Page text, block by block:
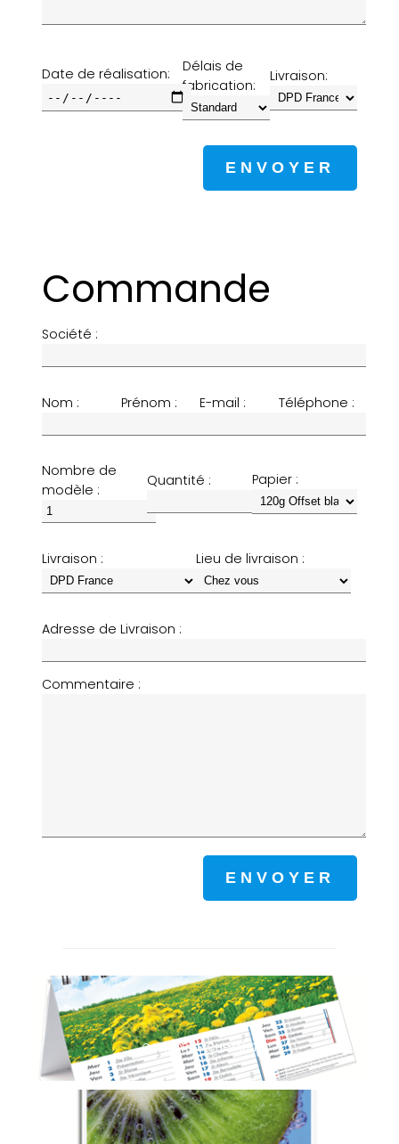
Date de réalisation:
Délais de
fabrication:
Livraison:
Commande
Société :
Nom : Prénom : E-mail : Téléphone :
Nombre de
modèle :
Quantité : Papier :
Livraison : Lieu de livraison :
Adresse de Livraison :
Commentaire :
CALENDRIER CHEVALET